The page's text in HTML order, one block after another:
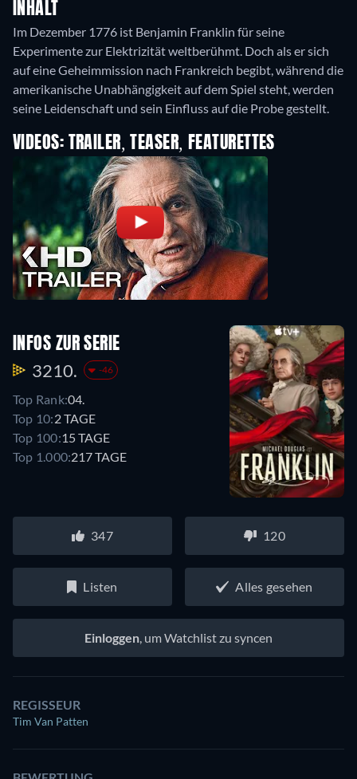
INHALT
Im Dezember 1776 ist Benjamin Franklin für seine
Experimente zur Elektrizität weltberühmt. Doch als er sich
auf eine Geheimmission nach Frankreich begibt, während die
amerikanische Unabhängigkeit auf dem Spiel steht, werden
seine Leidenschaft und sein Einfluss auf die Probe gestellt.
VIDEOS: TRAILER, TEASER, FEATURETTES
INFOS ZUR SERIE
3210. -46
Top Rank:04.
Top 10:2 TAGE
Top 100:15 TAGE
Top 1.000:217 TAGE
347 120
Listen Alles gesehen
Einloggen, um Watchlist zu syncen
REGISSEUR
Tim Van Patten